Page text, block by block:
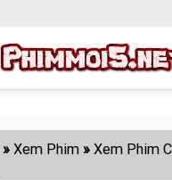
»Xem Phim »Xem Phim